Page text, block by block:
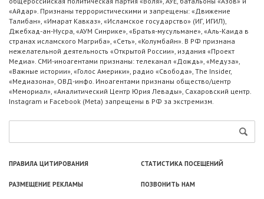
«Айдар». Признаны террористическими и запрещены: «Движение
Талибан», «Имарат Кавказ», «Исламское государство» (ИГ, ИГИЛ),
Джебхад-ан-Нусра, «АУМ Синрике», «Братья-мусульмане», «Аль-Каида в
странах исламского Магриба», «Сеть», «Колумбайн». В РФ признана
нежелательной деятельность «Открытой России», издания «Проект
Медиа». СМИ-иноагентами признаны: телеканал «Дождь», «Медуза»,
«Важные истории», «Голос Америки», радио «Свобода», The Insider,
«Медиазона», ОВД-инфо. Иноагентами признаны общество/центр
«Мемориал», «Аналитический Центр Юрия Левады», Сахаровский центр.
Instagram и Facebook (Metа) запрещены в РФ за экстремизм.
ПРАВИЛА ЦИТИРОВАНИЯ СТАТИСТИКА ПОСЕЩЕНИЙ
РАЗМЕЩЕНИЕ РЕКЛАМЫ ПОЗВОНИТЬ НАМ